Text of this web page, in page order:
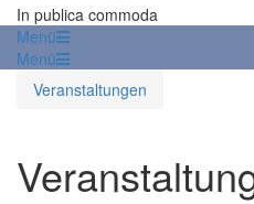
In publica commoda
Menü
Menü
Veranstaltungen